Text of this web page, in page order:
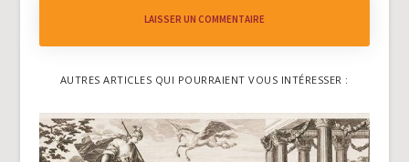
LAISSER UN COMMENTAIRE
AUTRES ARTICLES QUI POURRAIENT VOUS INTÉRESSER :